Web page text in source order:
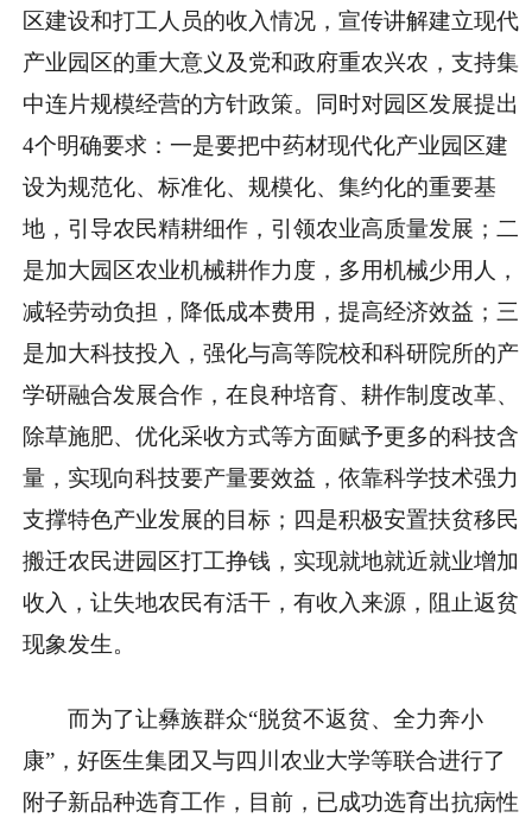
区建设和打工人员的收入情况，宣传讲解建立现代
产业园区的重大意义及党和政府重农兴农，支持集
中连片规模经营的方针政策。同时对园区发展提出
4个明确要求：一是要把中药材现代化产业园区建
设为规范化、标准化、规模化、集约化的重要基
地，引导农民精耕细作，引领农业高质量发展；二
是加大园区农业机械耕作力度，多用机械少用人，
减轻劳动负担，降低成本费用，提高经济效益；三
是加大科技投入，强化与高等院校和科研院所的产
学研融合发展合作，在良种培育、耕作制度改革、
除草施肥、优化采收方式等方面赋予更多的科技含
量，实现向科技要产量要效益，依靠科学技术强力
支撑特色产业发展的目标；四是积极安置扶贫移民
搬迁农民进园区打工挣钱，实现就地就近就业增加
收入，让失地农民有活干，有收入来源，阻止返贫
现象发生。
而为了让彝族群众“脱贫不返贫、全力奔小
康”，好医生集团又与四川农业大学等联合进行了
附子新品种选育工作，目前，已成功选育出抗病性